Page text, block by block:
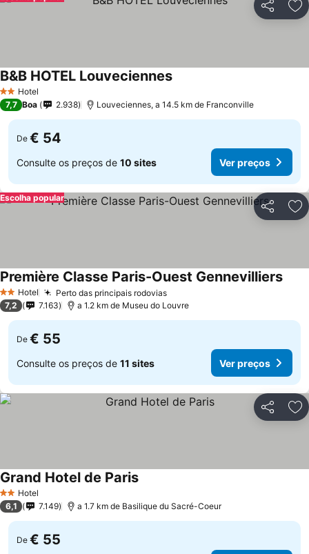
Partilhar
2 Estrelas
Hotel
B&B HOTEL LouveciennesVer preços
7,7 Boa 2.938 Louveciennes, a 14.5 km de Franconville
De € 54
Consulte os preços de 10 sites Ver preços
Partilhar
Escolha popular
2 Estrelas
Hotel Perto das principais rodoviasVer preços
Première Classe Paris-Ouest GennevilliersVer
7,2 7.163 a 1.2 km de Museu do Louvre
De € 55
Consulte os preços de 11 sites Ver preços
Partilhar
2 Estrelas
Hotel
Grand Hotel de ParisVer preços
6,1 7.149 a 1.7 km de Basilique du Sacré-Coeur
De € 55